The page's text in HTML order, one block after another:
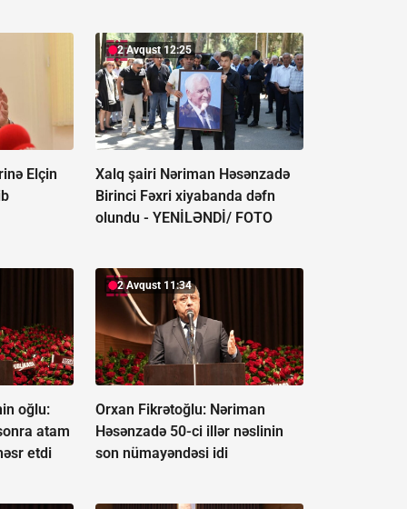
Elçin
2 Avqust 12:25
Xalq şairi Nəriman Həsənzadə
Birinci Fəxri xiyabanda dəfn
olundu - YENİLƏNDİ/ FOTO
oğlu:
atam
etdi
2 Avqust 11:34
Orxan Fikrətoğlu: Nəriman
Həsənzadə 50-ci illər nəslinin
son nümayəndəsi idi